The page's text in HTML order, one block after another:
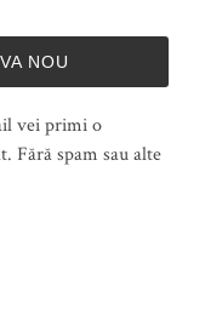
NOU
vei primi o
Fără spam sau alte